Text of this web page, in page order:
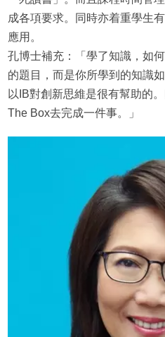
成各項要求。同時亦着重學生
應用。
孔博士補充：「學了知識，如
的題目，而是你所學到的知識
以IB對創新思維是很有幫助的
The Box去完成一件事。」